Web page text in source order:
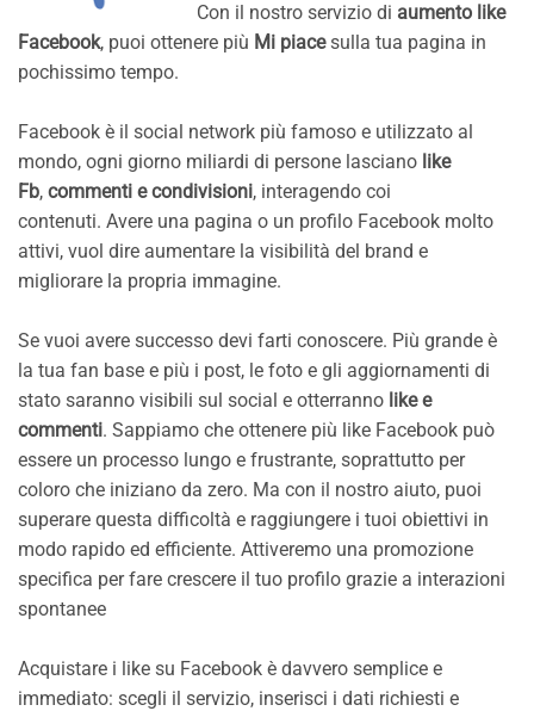
Con il nostro servizio di aumento like
Facebook, puoi ottenere più Mi piacesulla tua pagina in
pochissimo tempo.
Facebook è il social network più famoso e utilizzato al
mondo, ogni giorno miliardi di persone lasciano like
Fb, commenti e condivisioni, interagendo coi
contenuti. Avere una pagina o un profilo Facebook molto
attivi, vuol dire aumentare la visibilità del brand e
migliorare la propria immagine.
Se vuoi avere successo devi farti conoscere. Più grande è
la tua fan base e più i post, le foto e gli aggiornamenti di
stato saranno visibili sul social e otterranno like e
commenti. Sappiamo che ottenere più like Facebook può
essere un processo lungo e frustrante, soprattutto per
coloro che iniziano da zero. Ma con il nostro aiuto, puoi
superare questa difficoltà e raggiungere i tuoi obiettivi in
modo rapido ed efficiente. Attiveremo una promozione
specifica per fare crescere il tuo profilo grazie a interazioni
spontanee
Acquistare i like su Facebook è davvero semplice e
immediato: scegli il servizio, inserisci i dati richiesti e